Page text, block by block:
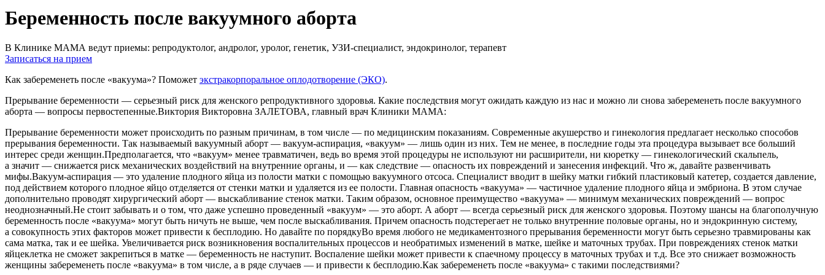
Беременность после вакуумного аборта
В Клинике МАМА ведут приемы: репродуктолог, андролог, уролог, генетик, УЗИ-специалист, эндокринолог, терапевт
Записаться на прием
Как забеременеть после «вакуума»? Поможет экстракорпоральное оплодотворение (ЭКО).
Прерывание беременности — серьезный риск для женского репродуктивного здоровья. Какие последствия могут ожидать каждую из нас и можно ли снова забеременеть после вакуумного
аборта — вопросы первостепенные.Виктория Викторовна ЗАЛЕТОВА, главный врач Клиники МАМА:
Прерывание беременности может происходить по разным причинам, в том числе — по медицинским показаниям. Современные акушерство и гинекология предлагает несколько способов
прерывания беременности. Так называемый вакуумный аборт — вакуум-аспирация, «вакуум» — лишь один из них. Тем не менее, в последние годы эта процедура вызывает все больший
интерес среди женщин.Предполагается, что «вакуум» менее травматичен, ведь во время этой процедуры не используют ни расширители, ни кюретку — гинекологический скальпель,
а значит — снижается риск механических воздействий на внутренние органы, и — как следствие — опасность их повреждений и занесения инфекций. Что ж, давайте развенчивать
мифы.Вакуум-аспирация — это удаление плодного яйца из полости матки с помощью вакуумного отсоса. Специалист вводит в шейку матки гибкий пластиковый катетер, создается давление,
под действием которого плодное яйцо отделяется от стенки матки и удаляется из ее полости. Главная опасность «вакуума» — частичное удаление плодного яйца и эмбриона. В этом случае
дополнительно проводят хирургический аборт — выскабливание стенок матки. Таким образом, основное преимущество «вакуума» — минимум механических повреждений — вопрос
неоднозначный.Не стоит забывать и о том, что даже успешно проведенный «вакуум» — это аборт. А аборт — всегда серьезный риск для женского здоровья. Поэтому шансы на благополучную
беременность после «вакуума» могут быть ничуть не выше, чем после выскабливания. Причем опасность подстерегает не только внутренние половые органы, но и эндокринную систему,
а совокупность этих факторов может привести к бесплодию. Но давайте по порядкуВо время любого не медикаментозного прерывания беременности могут быть серьезно травмированы как
сама матка, так и ее шейка. Увеличивается риск возникновения воспалительных процессов и необратимых изменений в матке, шейке и маточных трубах. При повреждениях стенок матки
яйцеклетка не сможет закрепиться в матке — беременность не наступит. Воспаление шейки может привести к спаечному процессу в маточных трубах и т.д. Все это снижает возможность
женщины забеременеть после «вакуума» в том числе, а в ряде случаев — и привести к бесплодию.Как забеременеть после «вакуума» с такими последствиями?